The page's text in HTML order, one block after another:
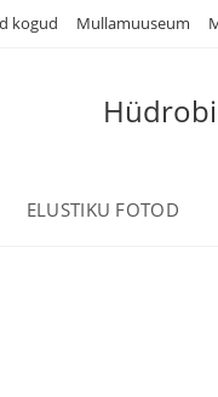
kogud Mullamuuseum
ELUSTIKU FOTOD